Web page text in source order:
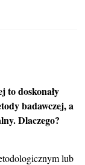
to doskonały
badawczej, a
Dlaczego?
lub